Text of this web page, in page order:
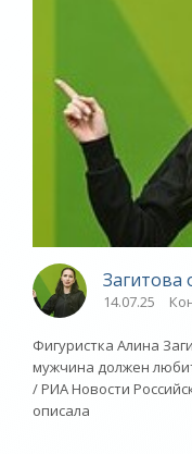
Загитова
14.07.25
Фигуристка Алина
мужчина должен
/ РИА Новости
описала